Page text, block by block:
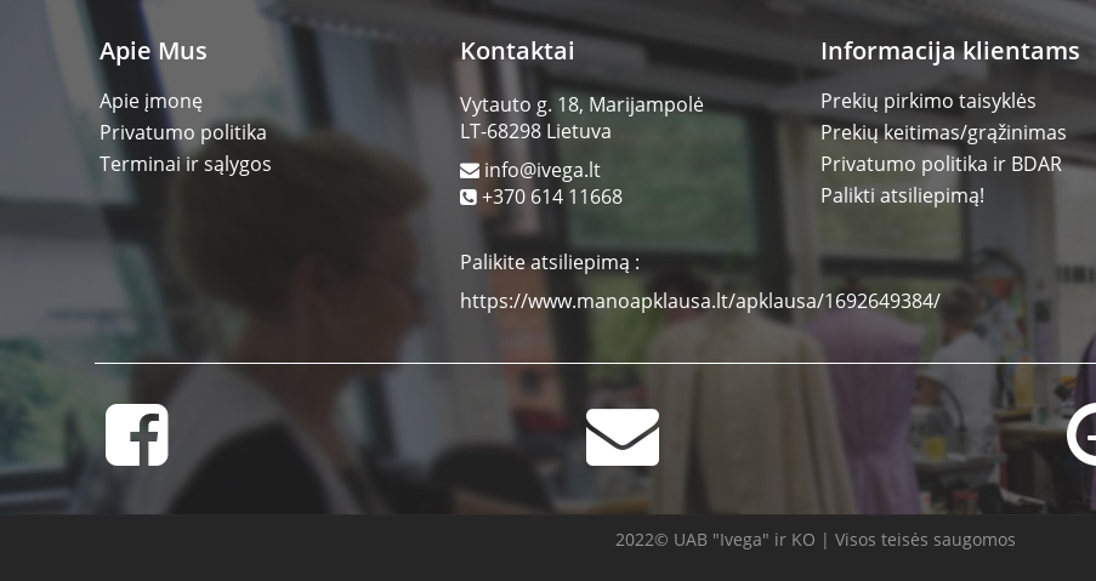
Apie Mus
Apie įmonę
Privatumo politika
Terminai ir sąlygos
Kontaktai
Vytauto g. 18, Marijampolė
LT-68298 Lietuva
info@ivega.lt
+370 614 11668
Palikite atsiliepimą :
https://www.manoapklausa.lt/apklausa/1692649384/
Informacija klientams
Prekių pirkimo taisyklės
Prekių keitimas/grąžinimas
Privatumo politika ir BDAR
Palikti atsiliepimą!
2022© UAB "Ivega" ir KO | Visos teisės saugomos